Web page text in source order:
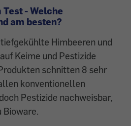
- Welche
am besten?
Himbeeren und
Keime und Pestizide
schnitten 8 sehr
konventionellen
Pestizide nachweisbar,
Bioware.